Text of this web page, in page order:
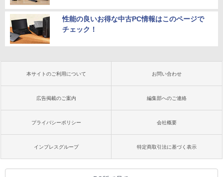
性能の良いお得な中古PC情報はこのページで
チェック！
本サイトのご利用について お問い合わせ
広告掲載のご案内 編集部へのご連絡
プライバシーポリシー 会社概要
インプレスグループ 特定商取引法に基づく表示